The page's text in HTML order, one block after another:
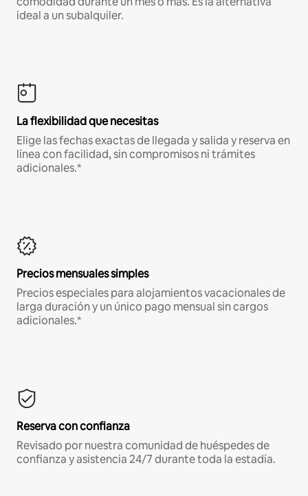
ideal a un subalquiler.
La flexibilidad que necesitas
Elige las fechas exactas de llegada y salida y reserva en
línea con facilidad, sin compromisos ni trámites
adicionales.*
Precios mensuales simples
Precios especiales para alojamientos vacacionales de
larga duración y un único pago mensual sin cargos
adicionales.*
Reserva con confianza
Revisado por nuestra comunidad de huéspedes de
confianza y asistencia 24/7 durante toda la estadía.